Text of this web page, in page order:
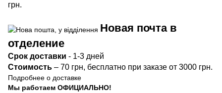
грн.
Новая почта в
отделение
Срок доставки - 1-3 дней
Стоимость – 70 грн, бесплатно при заказе от 3000 грн.
Подробнее о доставке
Мы работаем ОФИЦИАЛЬНО!